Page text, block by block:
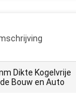
Dikte Kogelvrije
Bouw en Auto